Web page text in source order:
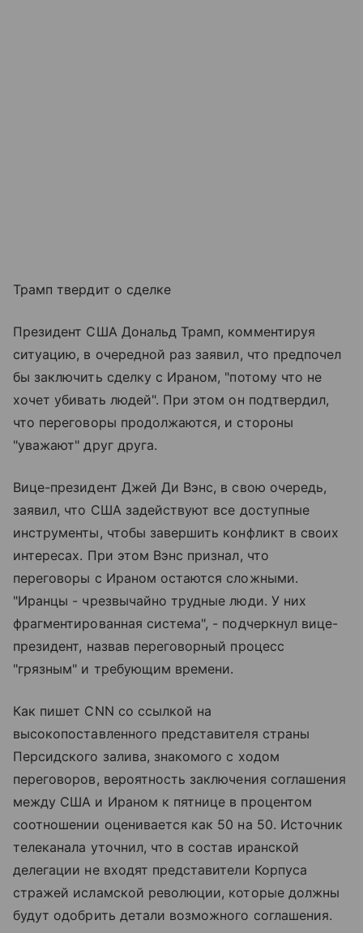
Трамп твердит о сделке
Президент США Дональд Трамп, комментируя
ситуацию, в очередной раз заявил, что предпочел
бы заключить сделку с Ираном, "потому что не
хочет убивать людей". При этом он подтвердил,
что переговоры продолжаются, и стороны
"уважают" друг друга.
Вице-президент Джей Ди Вэнс, в свою очередь,
заявил, что США задействуют все доступные
инструменты, чтобы завершить конфликт в своих
интересах. При этом Вэнс признал, что
переговоры с Ираном остаются сложными.
"Иранцы - чрезвычайно трудные люди. У них
фрагментированная система", - подчеркнул вице-
президент, назвав переговорный процесс
"грязным" и требующим времени.
Как пишет CNN со ссылкой на
высокопоставленного представителя страны
Персидского залива, знакомого с ходом
переговоров, вероятность заключения соглашения
между США и Ираном к пятнице в процентом
соотношении оценивается как 50 на 50. Источник
телеканала уточнил, что в состав иранской
делегации не входят представители Корпуса
стражей исламской революции, которые должны
будут одобрить детали возможного соглашения.